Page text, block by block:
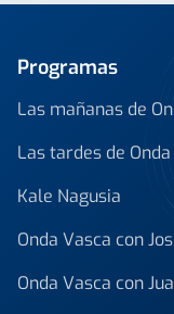
Programas
Las mañanas de
Las tardes de
Kale Nagusia
Onda Vasca con
Onda Vasca con